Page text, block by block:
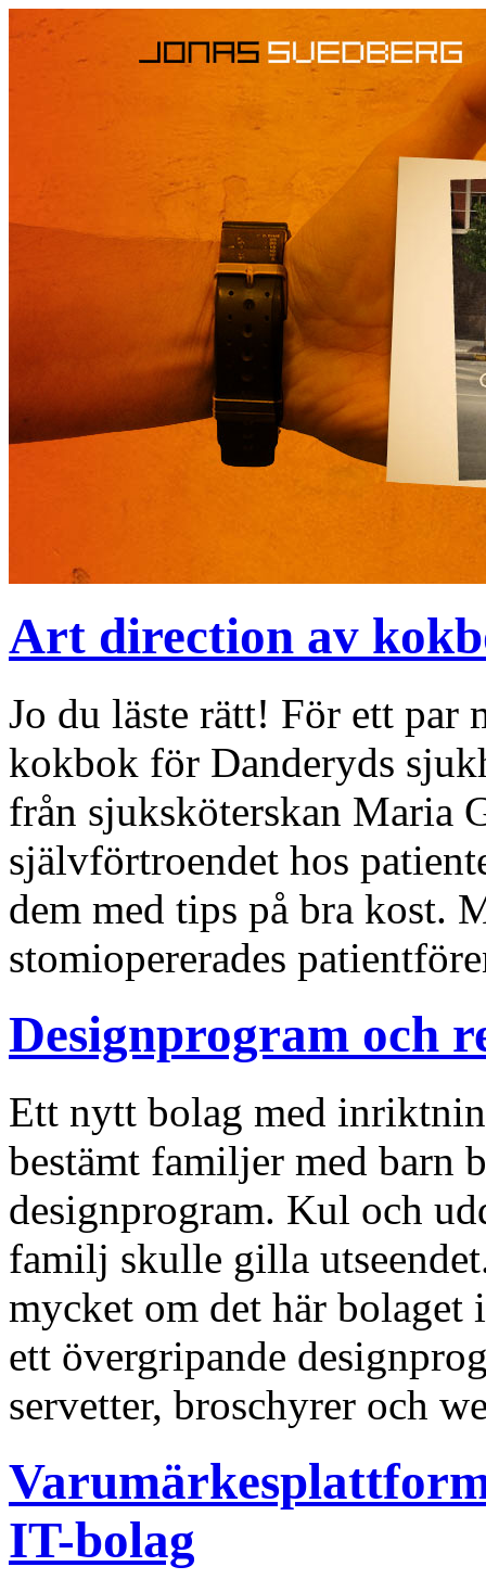
Art direction av
Jo du läste rätt! För ett par
kokbok för Danderyds
från sjuksköterskan Maria
självförtroendet hos
dem med tips på bra kost.
stomiopererades
Designprogram och
Ett nytt bolag med
bestämt familjer med barn
designprogram. Kul och
familj skulle gilla
mycket om det här
ett övergripande
servetter, broschyrer och
IT-bolag